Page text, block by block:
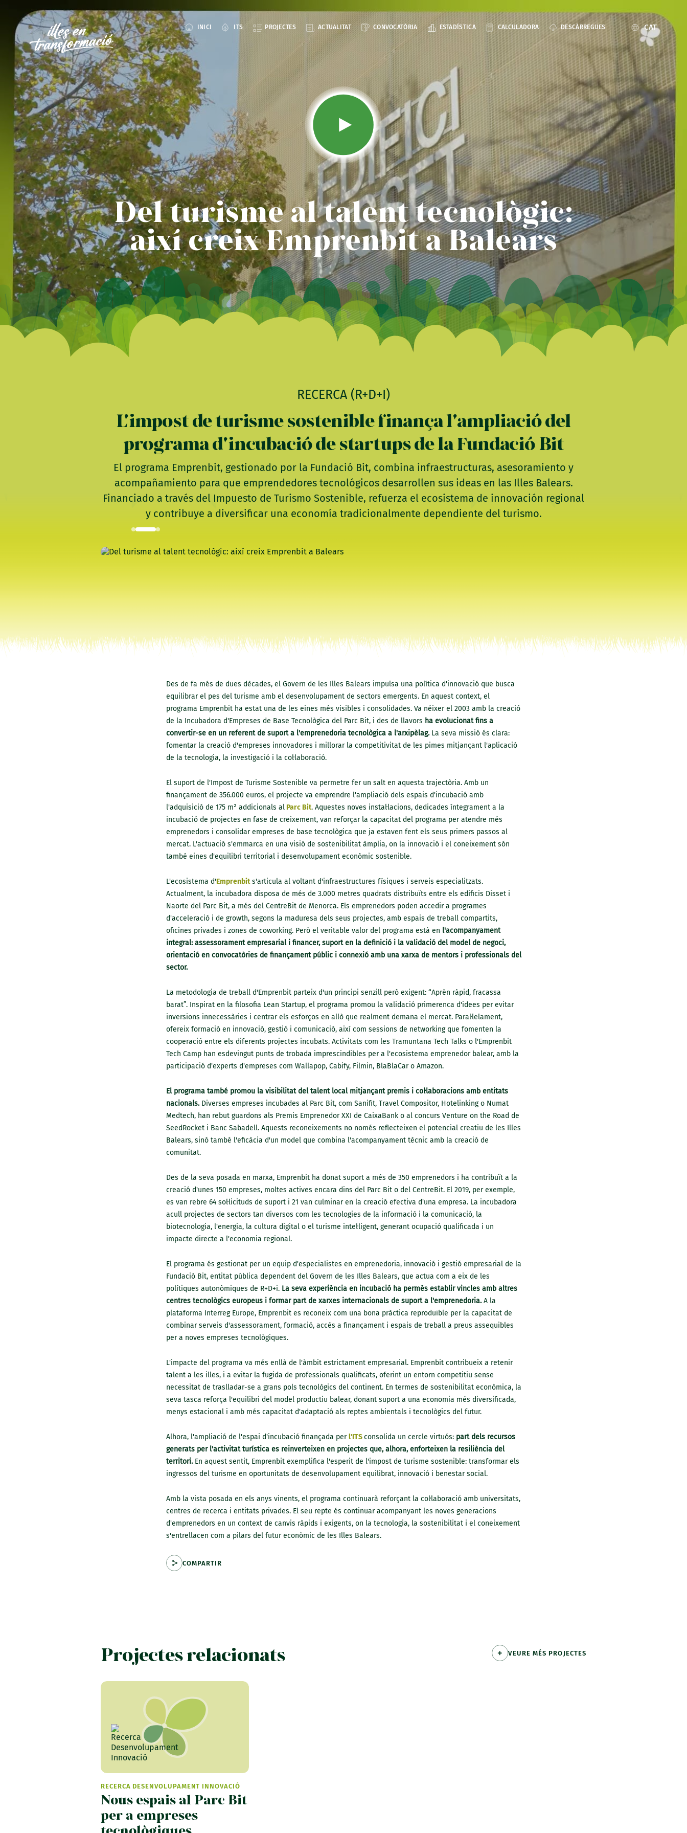
INICI ITS PROJECTES ACTUALITAT CONVOCATÒRIA ESTADÍSTICA CALCULADORA DESCÀRREGUES CAT
Del turisme al talent tecnològic:
així creix Emprenbit a Balears
RECERCA (R+D+I)
L'impost de turisme sostenible finança l'ampliació del
programa d'incubació de startups de la Fundació Bit
El programa Emprenbit, gestionado por la Fundació Bit, combina infraestructuras, asesoramiento y
acompañamiento para que emprendedores tecnológicos desarrollen sus ideas en las Illes Balears.
Financiado a través del Impuesto de Turismo Sostenible, refuerza el ecosistema de innovación regional
y contribuye a diversificar una economía tradicionalmente dependiente del turismo.
Des de fa més de dues dècades, el Govern de les Illes Balears impulsa una política d'innovació que busca
equilibrar el pes del turisme amb el desenvolupament de sectors emergents. En aquest context, el
programa Emprenbit ha estat una de les eines més visibles i consolidades. Va néixer el 2003 amb la creació
de la Incubadora d'Empreses de Base Tecnològica del Parc Bit, i des de llavors ha evolucionat fins a
convertir-se en un referent de suport a l'emprenedoria tecnològica a l'arxipèlag.La seva missió és clara:
fomentar la creació d'empreses innovadores i millorar la competitivitat de les pimes mitjançant l'aplicació
de la tecnologia, la investigació i la col·laboració.
El suport de l'Impost de Turisme Sostenible va permetre fer un salt en aquesta trajectòria. Amb un
finançament de 356.000 euros, el projecte va emprendre l'ampliació dels espais d'incubació amb
l'adquisició de 175 m² addicionals alParc Bit. Aquestes noves instal·lacions, dedicades íntegrament a la
incubació de projectes en fase de creixement, van reforçar la capacitat del programa per atendre més
emprenedors i consolidar empreses de base tecnològica que ja estaven fent els seus primers passos al
mercat. L'actuació s'emmarca en una visió de sostenibilitat àmplia, on la innovació i el coneixement són
també eines d'equilibri territorial i desenvolupament econòmic sostenible.
L'ecosistema d'Emprenbits'articula al voltant d'infraestructures físiques i serveis especialitzats.
Actualment, la incubadora disposa de més de 3.000 metres quadrats distribuïts entre els edificis Disset i
Naorte del Parc Bit, a més del CentreBit de Menorca. Els emprenedors poden accedir a programes
d'acceleració i de growth, segons la maduresa dels seus projectes, amb espais de treball compartits,
oficines privades i zones de coworking. Però el veritable valor del programa està en l'acompanyament
integral: assessorament empresarial i financer, suport en la definició i la validació del model de negoci,
orientació en convocatòries de finançament públic i connexió amb una xarxa de mentors i professionals del
sector.
La metodologia de treball d'Emprenbit parteix d'un principi senzill però exigent: “Aprèn ràpid, fracassa
barat”. Inspirat en la filosofia Lean Startup, el programa promou la validació primerenca d'idees per evitar
inversions innecessàries i centrar els esforços en allò que realment demana el mercat. Paral·lelament,
ofereix formació en innovació, gestió i comunicació, així com sessions de networking que fomenten la
cooperació entre els diferents projectes incubats. Activitats com les Tramuntana Tech Talks o l'Emprenbit
Tech Camp han esdevingut punts de trobada imprescindibles per a l'ecosistema emprenedor balear, amb la
participació d'experts d'empreses com Wallapop, Cabify, Filmin, BlaBlaCar o Amazon.
El programa també promou la visibilitat del talent local mitjançant premis i col·laboracions amb entitats
nacionals.Diverses empreses incubades al Parc Bit, com Sanifit, Travel Compositor, Hotelinking o Numat
Medtech, han rebut guardons als Premis Emprenedor XXI de CaixaBank o al concurs Venture on the Road de
SeedRocket i Banc Sabadell. Aquests reconeixements no només reflecteixen el potencial creatiu de les Illes
Balears, sinó també l'eficàcia d'un model que combina l'acompanyament tècnic amb la creació de
comunitat.
Des de la seva posada en marxa, Emprenbit ha donat suport a més de 350 emprenedors i ha contribuït a la
creació d'unes 150 empreses, moltes actives encara dins del Parc Bit o del CentreBit. El 2019, per exemple,
es van rebre 64 sol·licituds de suport i 21 van culminar en la creació efectiva d'una empresa. La incubadora
acull projectes de sectors tan diversos com les tecnologies de la informació i la comunicació, la
biotecnologia, l'energia, la cultura digital o el turisme intel·ligent, generant ocupació qualificada i un
impacte directe a l'economia regional.
El programa és gestionat per un equip d'especialistes en emprenedoria, innovació i gestió empresarial de la
Fundació Bit, entitat pública dependent del Govern de les Illes Balears, que actua com a eix de les
polítiques autonòmiques de R+D+i. La seva experiència en incubació ha permès establir vincles amb altres
centres tecnològics europeus i formar part de xarxes internacionals de suport a l'emprenedoria.A la
plataforma Interreg Europe, Emprenbit es reconeix com una bona pràctica reproduïble per la capacitat de
combinar serveis d'assessorament, formació, accés a finançament i espais de treball a preus assequibles
per a noves empreses tecnològiques.
L'impacte del programa va més enllà de l'àmbit estrictament empresarial. Emprenbit contribueix a retenir
talent a les illes, i a evitar la fugida de professionals qualificats, oferint un entorn competitiu sense
necessitat de traslladar-se a grans pols tecnològics del continent. En termes de sostenibilitat econòmica, la
seva tasca reforça l'equilibri del model productiu balear, donant suport a una economia més diversificada,
menys estacional i amb més capacitat d'adaptació als reptes ambientals i tecnològics del futur.
Alhora, l'ampliació de l'espai d'incubació finançada perl'ITSconsolida un cercle virtuós: part dels recursos
generats per l'activitat turística es reinverteixen en projectes que, alhora, enforteixen la resiliència del
territori.En aquest sentit, Emprenbit exemplifica l'esperit de l'impost de turisme sostenible: transformar els
ingressos del turisme en oportunitats de desenvolupament equilibrat, innovació i benestar social.
Amb la vista posada en els anys vinents, el programa continuarà reforçant la col·laboració amb universitats,
centres de recerca i entitats privades. El seu repte és continuar acompanyant les noves generacions
d'emprenedors en un context de canvis ràpids i exigents, on la tecnologia, la sostenibilitat i el coneixement
s'entrellacen com a pilars del futur econòmic de les Illes Balears.
COMPARTIR
Projectes relacionats VEURE MÉS PROJECTES
RECERCA DESENVOLUPAMENT INNOVACIÓ
Nous espais al Parc Bit
per a empreses